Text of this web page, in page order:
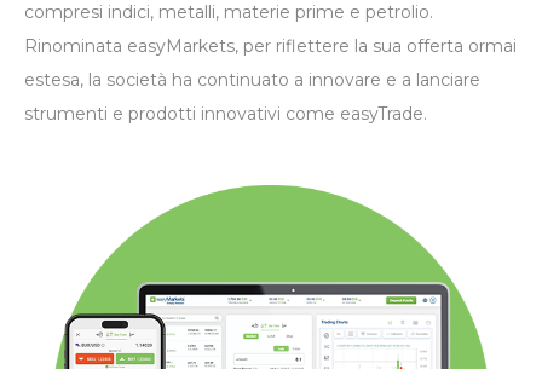
compresi indici, metalli, materie prime e petrolio.
Rinominata easyMarkets, per riflettere la sua offerta ormai
estesa, la società ha continuato a innovare e a lanciare
strumenti e prodotti innovativi come easyTrade.